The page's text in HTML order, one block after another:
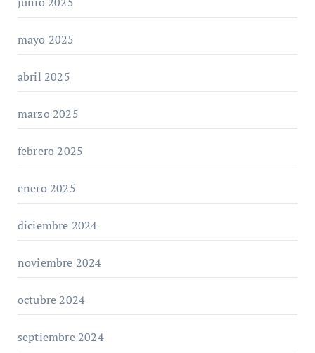
mayo 2025
abril 2025
marzo 2025
febrero 2025
enero 2025
diciembre 2024
noviembre 2024
octubre 2024
septiembre 2024